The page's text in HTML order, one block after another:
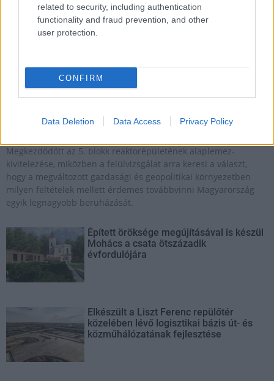
related to security, including authentication
functionality and fraud prevention, and other
user protection.
CONFIRM
Data Deletion Data Access Privacy Policy
Paks II Paks paksi atomerőmű Paks II. Atomerőmű Zrt.
Paks II.: Mit jelent az 5. blokk új mérföldköve a
Megkezdődött az 5. blokk reaktorépületének alaplemez-
kivitelezése, miközben a felülvizsgálat arra keresi a választ,
hogy a megváltozott gazdasági és geopolitikai környezetben
milyen feltételek mellett érdemes továbbvinni Magyarország
egyik legnagyobb beruházását.
Épített öröksége megújításával is készül
Mohács a csata ötszázadik
évfordulójára
Elkészült a Liszt Ferenc repülőtér
közelében lévő logisztikai bázis út- és
közműhálózatának fejlesztése